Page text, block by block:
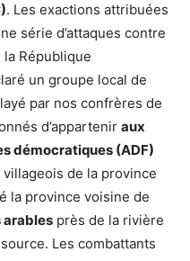
. Les exactions attribuées
série d’attaques contre
la République
un groupe local de
par nos confrères de
d’appartenir aux
démocratiques (ADF)
de la province
la province voisine de
arables près de la rivière
Les combattants